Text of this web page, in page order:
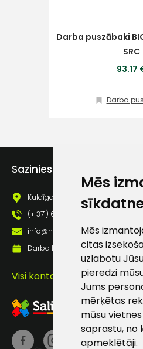
Mēs
Mēs
citas
uzlabotu
pieredzi
Jums
mērķētas
mūsu
saprastu, no
apmeklētāji.
Darba puszābaki
SRC
93.17
Darba
Sazinies ar mums
Kuldīgas iela 69a, Saldus, Saldus
(+ 371) 63 881 186
info@hards.lv
Darba laiks: Darbadienās: 8:00 -
Visi kontakti